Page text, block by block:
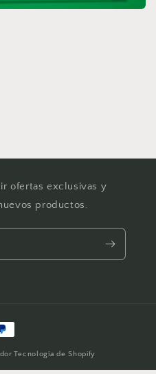
ofertas exclusivas y
productos.
Tecnología de Shopify